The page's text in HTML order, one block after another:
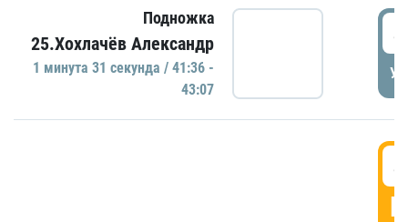
Подножка
25.Хохлачёв Александр
1 минутa 31 секундa / 41:36 -
43:07